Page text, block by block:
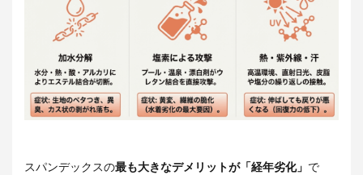
スパンデックスの最も大きなデメリットが「経年劣化」 で